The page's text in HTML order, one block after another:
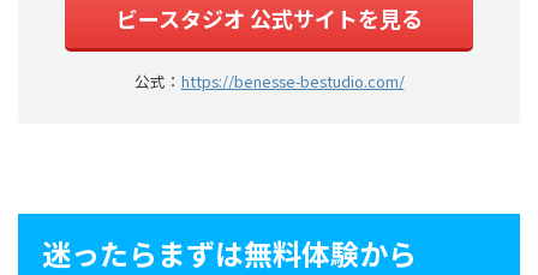
ビースタジオ 公式サイトを見る
公式： https://benesse-bestudio.com/
迷ったらまずは無料体験から